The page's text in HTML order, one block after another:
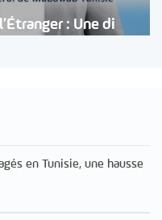
: Une di
en Tunisie, une hausse